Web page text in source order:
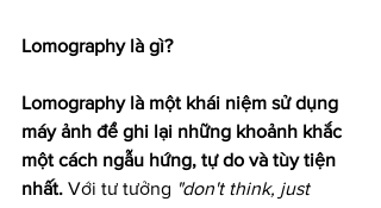
Lomography là gì?
Lomography là một khái niệm sử dụng
máy ảnh để ghi lại những khoảnh khắc
một cách ngẫu hứng, tự do và tùy tiện
nhất. Với tư tưởng "don't think, just